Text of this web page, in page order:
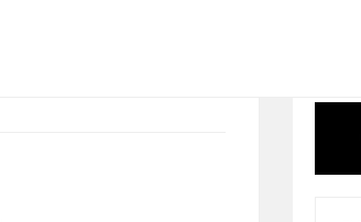
Primary